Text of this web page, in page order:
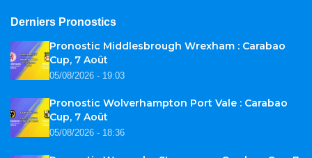
Derniers Pronostics
Pronostic Middlesbrough Wrexham : Carabao
Cup, 7 Août
05/08/2026 - 19:03
Pronostic Wolverhampton Port Vale : Carabao
Cup, 7 Août
05/08/2026 - 18:36